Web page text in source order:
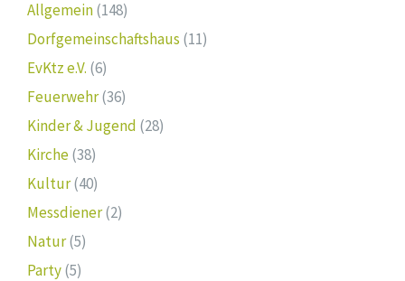
Allgemein(148)
Dorfgemeinschaftshaus (11)
EvKtz e.V. (6)
Feuerwehr(36)
Kinder & Jugend (28)
Kirche(38)
Kultur(40)
Messdiener(2)
Natur(5)
Party(5)